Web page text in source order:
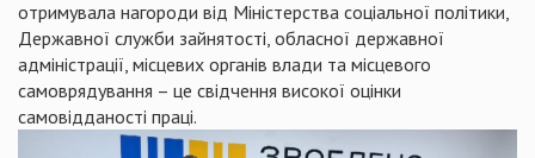
отримувала нагороди від Міністерства соціальної політики,
Державної служби зайнятості, обласної державної
адміністрації, місцевих органів влади та місцевого
самоврядування – це свідчення високої оцінки
самовідданості праці.